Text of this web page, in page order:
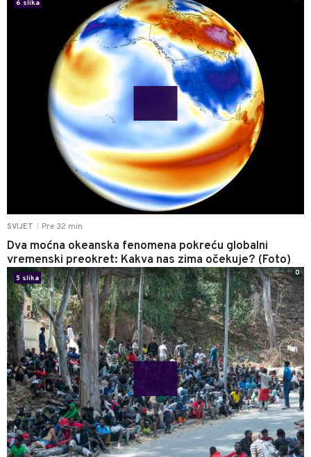
SVIJET Pre 32 min
Dva moćna okeanska fenomena pokreću globalni
vremenski preokret: Kakva nas zima očekuje? (Foto)
6 slika
5 slika
0